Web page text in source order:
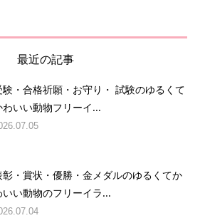
最近の記事
験・合格祈願・お守り・ 試験のゆるくて
わいい動物フリーイ...
彰・賞状・優勝・金メダルのゆるくてか
いい動物のフリーイラ...